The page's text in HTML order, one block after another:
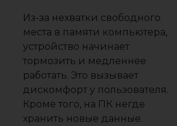
Из-за нехватки свободного
места в памяти компьютера,
устройство начинает
тормозить и медленнее
работать. Это вызывает
дискомфорт у пользователя.
Кроме того, на ПК негде
хранить новые данные.